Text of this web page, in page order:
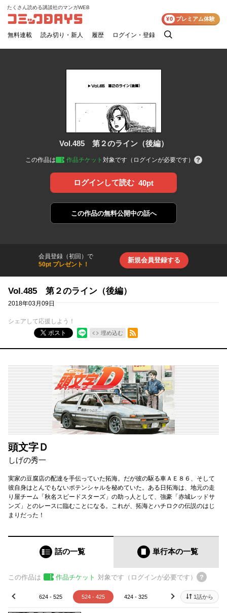
コミックDAYS
たくさん読める講談社のマンガWEB
無料連載 読み切り・新人 履歴 ログイン・登録
検
¥0 プレミアム体験
Vol.485 第２のライン（後編）
この作品は 作品チケット 対象です（ログインが必要です）
ログインして読む 40pt
この作品の無料公開中の話へ
会員登録（初回）で
50pt プレゼント！
新規会員登録する
Vol.485 第２のライン（後編）
2018年03月09日
シェアして応援しよう！
ポスト
埋め込む
RSSフィード
頭文字Ｄ
しげの秀一
実家の豆腐店の配達を手伝っていた拓海。だが彼の駆る車ＡＥ８６、そして
彼自身はとんでもないポテンシャルを秘めていた。ある日拓海は、地元の走
り屋チーム「秋名スピードスターズ」の助っ人として、強豪「赤城レッドサ
ンズ」とのレースに臨むことになる。これが、拓海とハチロクの伝説のはじ
まりだった！
話の一覧 単行本の一覧
この作品は 作品チケット 対象です（ログインが必要です）
- 625 624 - 525 524 - 425 424 - 325 324 - 225 224 -
prev next 1話から